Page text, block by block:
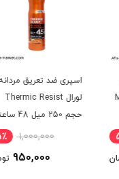
اسپری ضد تعریق مردانه
لورال Thermic Resist
1,000,000 5٪
950,000 تومان